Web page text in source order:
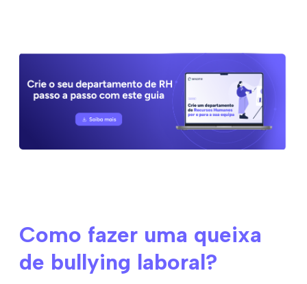
Como fazer uma queixa
de bullying laboral?